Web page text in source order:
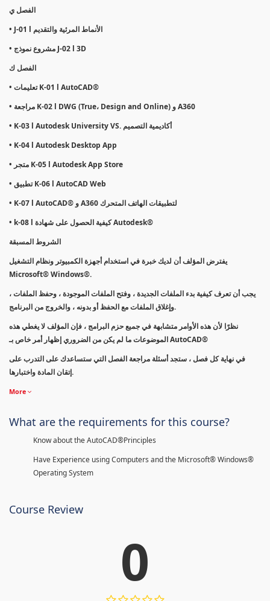
الفصل ي
• J-01 l الأنماط المرئية والتقديم
• مشروع نموذج J-02 l 3D
الفصل ك
• تعليمات K-01 l AutoCAD®
• مراجعة K-02 l DWG (True، Design and Online) و A360
• K-03 l Autodesk University VS. أكاديمية التصميم
• K-04 l Autodesk Desktop App
• متجر K-05 l Autodesk App Store
• تطبيق K-06 l AutoCAD Web
• K-07 l AutoCAD® و A360 لتطبيقات الهاتف المتحرك
• k-08 l كيفية الحصول على شهادة Autodesk®
الشروط المسبقة
يفترض المؤلف أن لديك خبرة في استخدام أجهزة الكمبيوتر ونظام التشغيل
Microsoft® Windows®.
يجب أن تعرف كيفية بدء الملفات الجديدة ، وفتح الملفات الموجودة ، وحفظ الملفات ،
وإغلاق الملفات مع الحفظ أو بدونه ، والخروج من البرنامج.
نظرًا لأن هذه الأوامر متشابهة في جميع حزم البرامج ، فإن المؤلف لا يغطي هذه
الموضوعات ما لم يكن من الضروري إظهار أمر خاص بـ AutoCAD®
في نهاية كل فصل ، ستجد أسئلة مراجعة الفصل التي ستساعدك على التدرب على
إتقان المادة واختبارها.
More
What are the requirements for this course?
Know about the AutoCAD®Principles
Have Experience using Computers and the Microsoft® Windows®
Operating System
Course Review
0